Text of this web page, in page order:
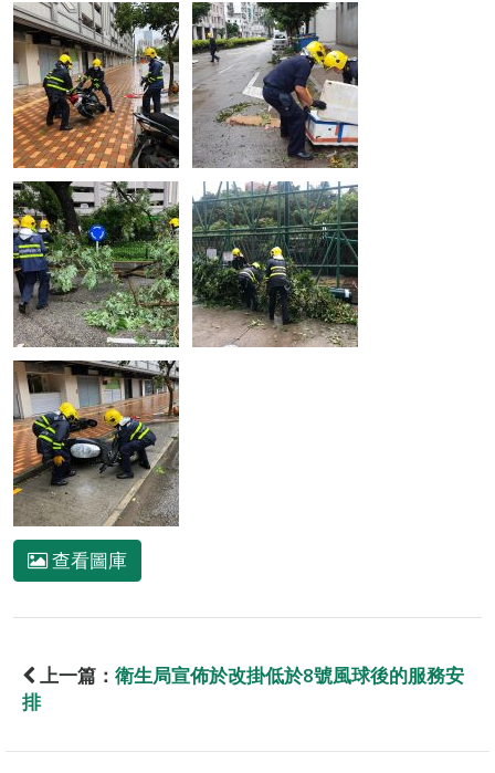
查看圖庫
上一篇： 衛生局宣佈於改掛低於8號風球後的服務安
排